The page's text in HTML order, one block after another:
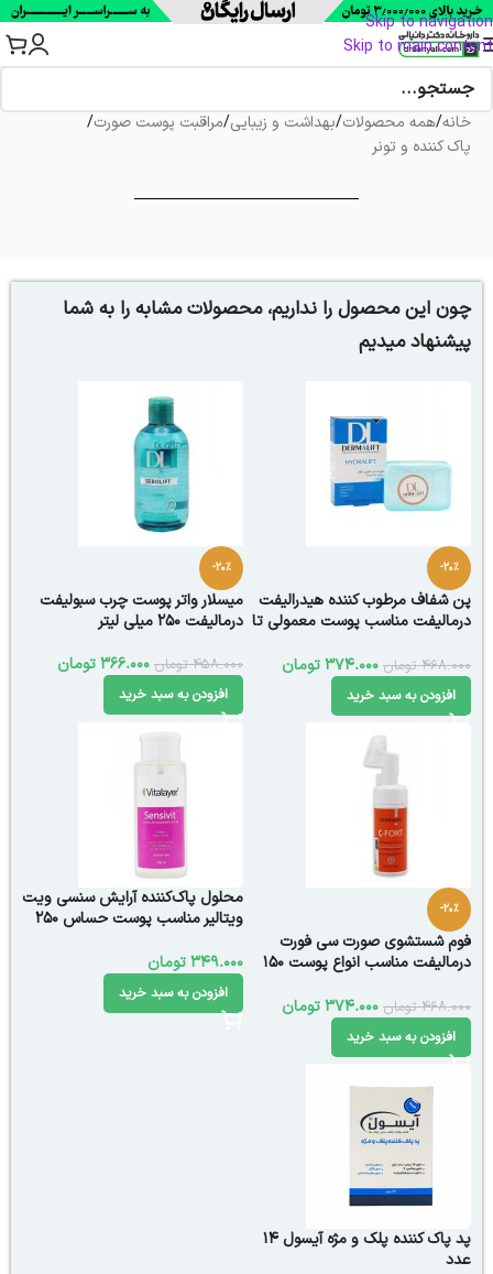
Skip to navigation
Skip to main content
خانه/همه محصولات/بهداشت و زیبایی/مراقبت پوست صورت/
پاک کننده و تونر
چون این محصول را نداریم، محصولات مشابه را به شما
پیشنهاد میدیم
-20%
پن شفاف مرطوب کننده هیدرالیفت
درمالیفت مناسب پوست معمولی تا
468.000 تومان 374.000تومان
افزودن به سبد خرید
-20%
میسلار واتر پوست چرب سبولیفت
درمالیفت 250 میلی لیتر
458.000 تومان 366.000تومان
افزودن به سبد خرید
-20%
فوم شستشوی صورت سی فورت
درمالیفت مناسب انواع پوست 150
468.000 تومان 374.000تومان
افزودن به سبد خرید
محلول پاک‌کننده آرایش سنسی‌ ویت
ویتالیر مناسب پوست حساس 250
349.000تومان
افزودن به سبد خرید
پد پاک کننده پلک و مژه آیسول 14
عدد